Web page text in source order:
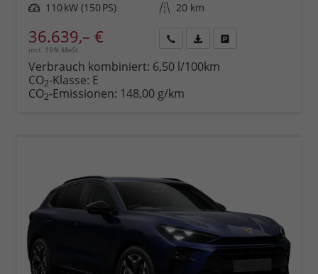
Leistung 110 kW (150 PS) Kilometerstand 20 km
36.639,– €
incl. 19% MwSt.
anfordern
Datei,
Verbrauch kombiniert: 6,50 l/100km
CO2-Klasse: E
CO2-Emissionen: 148,00 g/km